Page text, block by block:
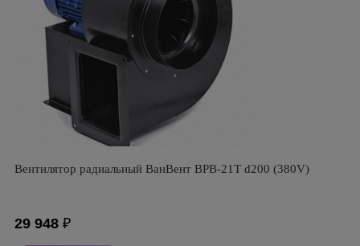
Вентилятор радиальный ВанВент ВРВ-21Т d200 (380V)
29 948 ₽